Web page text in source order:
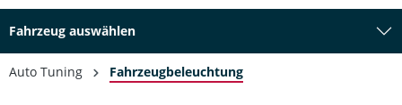
Fahrzeug auswählen
Auto Tuning Fahrzeugbeleuchtung